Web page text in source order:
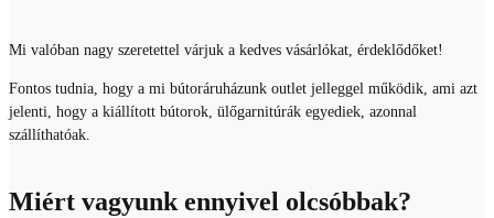
Mi valóban nagy szeretettel várjuk a kedves vásárlókat, érdeklődőket!
Fontos tudnia, hogy a mi bútoráruházunk outlet jelleggel működik, ami azt
jelenti, hogy a kiállított bútorok, ülőgarnitúrák egyediek, azonnal
szállíthatóak.
Miért vagyunk ennyivel olcsóbbak?